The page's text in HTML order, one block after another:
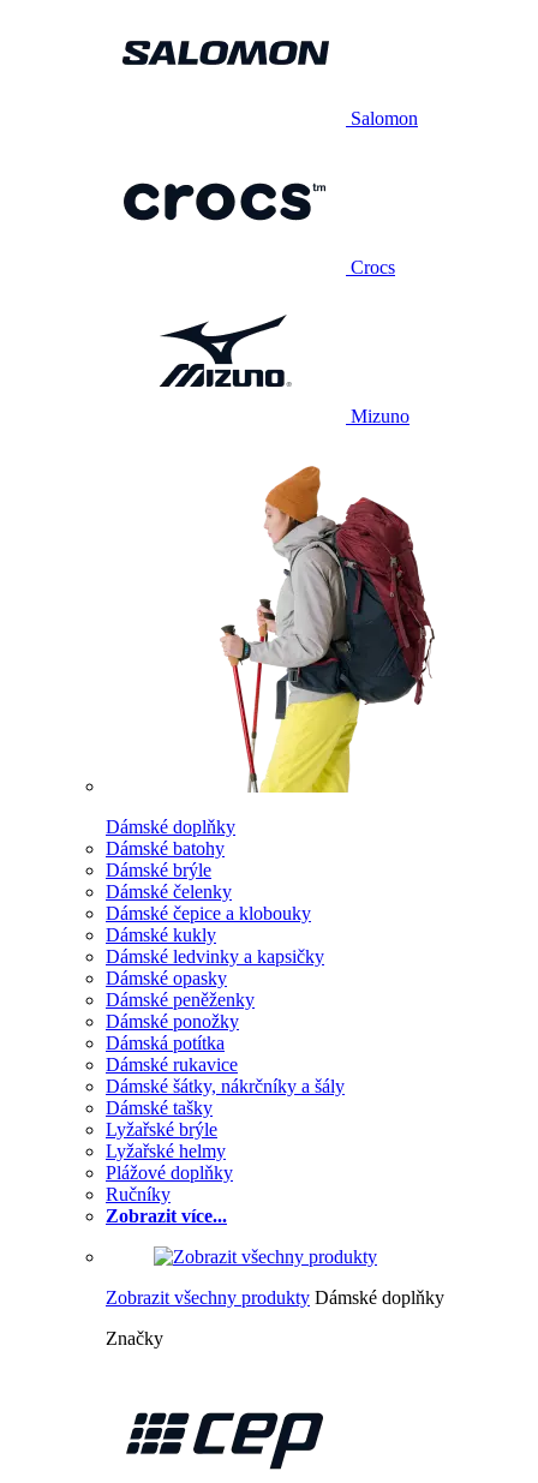
Salomon
Crocs
Mizuno
Dámské doplňky
Dámské batohy
Dámské brýle
Dámské čelenky
Dámské čepice a klobouky
Dámské kukly
Dámské ledvinky a kapsičky
Dámské opasky
Dámské peněženky
Dámské ponožky
Dámská potítka
Dámské rukavice
Dámské šátky, nákrčníky a šály
Dámské tašky
Lyžařské brýle
Lyžařské helmy
Plážové doplňky
Ručníky
Zobrazit více...
Zobrazit všechny produkty Dámské doplňky
Značky